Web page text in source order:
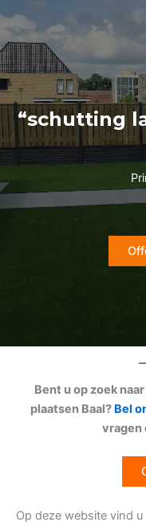
naar
de
inhoud
“schutting
Bent u op zoek
plaatsen Baal? Bel
vragen
Op deze website vind